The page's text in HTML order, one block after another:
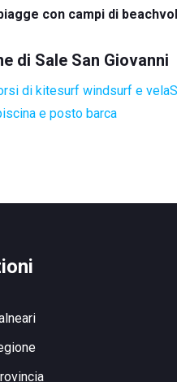
con campi di
di Sale San Giovanni
di kitesurf windsurf e vela
e posto barca